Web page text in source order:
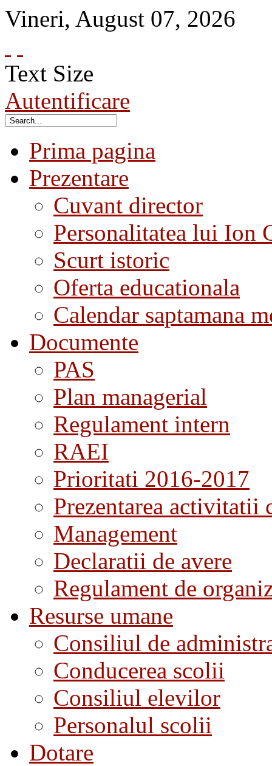
Vineri, August 07, 2026
Text Size
Autentificare
Prima pagina
Prezentare
Cuvant director
Personalitatea lui Ion
Scurt istoric
Oferta educationala
Calendar saptamana
Documente
PAS
Plan managerial
Regulament intern
RAEI
Prioritati 2016-2017
Prezentarea activitatii
Management
Declaratii de avere
Regulament de
Resurse umane
Consiliul de
Conducerea scolii
Consiliul elevilor
Personalul scolii
Dotare